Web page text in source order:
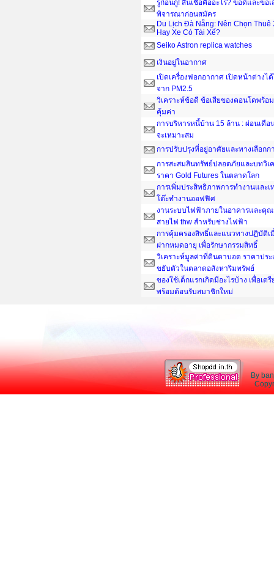
รู้ก่อนกู้! สินเชื่อคืออะไร? ข้อดีและข้อ
พิจารณาก่อนสมัคร
Du Lịch Đà Nẵng: Nên Chọn Thuê
Hay Xe Có Tài Xế?
Seiko Astron replica watches
เงินอยู่ในอากาศ
เปิดเครื่องฟอกอากาศ เปิดหน้าต่างไ
จาก PM2.5
วิเคราะห์ข้อดี ข้อเสียของคอนโดพร้อ
คุ้มค่า
การบริหารหนี้บ้าน 15 ล้าน : ผ่อนเดือ
จะเหมาะสม
การปรับปรุงที่อยู่อาศัยและทางเลือก
การสะสมสินทรัพย์ปลอดภัยและบทวิเ
ราคา Gold Futures ในตลาดโลก
การเพิ่มประสิทธิภาพการทำงานและ
โต๊ะทํางานออฟฟิศ
งานระบบไฟฟ้าภายในอาคารและคุ
สายไฟ thw สำหรับช่างไฟฟ้า
การคุ้มครองสิทธิ์และแนวทางปฏิบัติ
ฝากหมดอายุ เพื่อรักษากรรมสิทธิ์
วิเคราะห์มูลค่าที่ดินตาบอด ราคาประ
ขยับตัวในตลาดอสังหาริมทรัพย์
ของใช้เด็กแรกเกิดมีอะไรบ้าง เพื่อเต
พร้อมต้อนรับสมาชิกใหม่
By